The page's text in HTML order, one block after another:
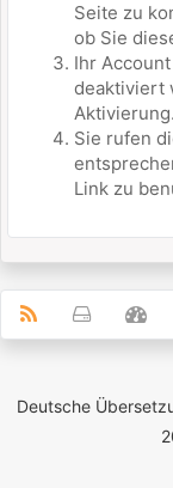
Seite zu
ob Sie
Ihr
deaktiviert
Aktivierung.
Sie rufen
Link zu
Deutsche